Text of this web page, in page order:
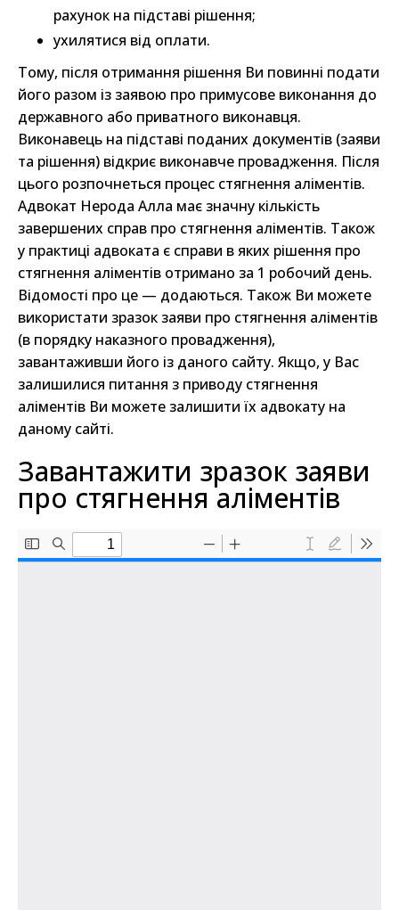
рахунок на підставі рішення;
ухилятися від оплати.
Тому, після отримання рішення Ви повинні подати
його разом із заявою про примусове виконання до
державного або приватного виконавця.
Виконавець на підставі поданих документів (заяви
та рішення) відкриє виконавче провадження. Після
цього розпочнеться процес стягнення аліментів.
Адвокат Нерода Алла має значну кількість
завершених справ про стягнення аліментів. Також
у практиці адвоката є справи в яких рішення про
стягнення аліментів отримано за 1 робочий день.
Відомості про це — додаються. Також Ви можете
використати зразок заяви про стягнення аліментів
(в порядку наказного провадження),
завантаживши його із даного сайту. Якщо, у Вас
залишилися питання з приводу стягнення
аліментів Ви можете залишити їх адвокату на
даному сайті.
Завантажити зразок заяви
про стягнення аліментів